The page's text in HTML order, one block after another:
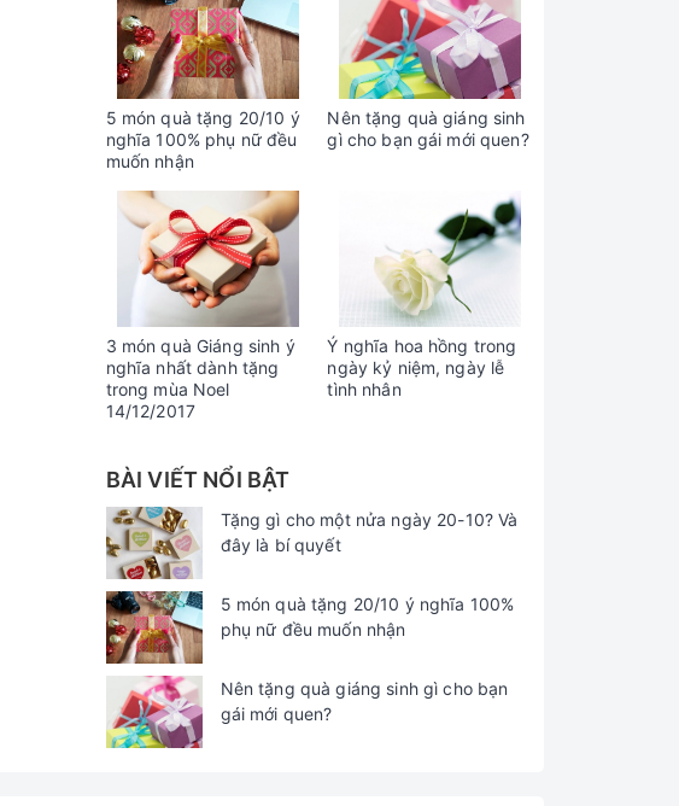
5 món quà tặng 20/10 ý
nghĩa 100% phụ nữ đều
muốn nhận
Nên tặng quà giáng sinh
gì cho bạn gái mới quen?
3 món quà Giáng sinh ý
nghĩa nhất dành tặng
trong mùa Noel
14/12/2017
Ý nghĩa hoa hồng trong
ngày kỷ niệm, ngày lễ
tình nhân
BÀI VIẾT NỔI BẬT
Tặng gì cho một nửa ngày 20-10? Và
đây là bí quyết
5 món quà tặng 20/10 ý nghĩa 100%
phụ nữ đều muốn nhận
Nên tặng quà giáng sinh gì cho bạn
gái mới quen?